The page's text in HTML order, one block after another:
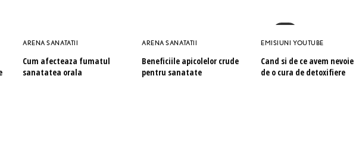
ARENA SANATATII
Cum afecteaza fumatul
sanatatea orala
ARENA SANATATII
Beneficiile apicolelor crude
pentru sanatate
EMISIUNI YOUTUBE
Cand si de ce avem nevoie
de o cura de detoxifiere